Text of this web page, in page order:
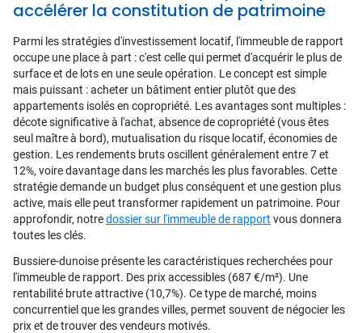
accélérer la constitution de patrimoine
Parmi les stratégies d'investissement locatif, l'immeuble de rapport
occupe une place à part : c'est celle qui permet d'acquérir le plus de
surface et de lots en une seule opération. Le concept est simple
mais puissant : acheter un bâtiment entier plutôt que des
appartements isolés en copropriété. Les avantages sont multiples :
décote significative à l'achat, absence de copropriété (vous êtes
seul maître à bord), mutualisation du risque locatif, économies de
gestion. Les rendements bruts oscillent généralement entre 7 et
12%, voire davantage dans les marchés les plus favorables. Cette
stratégie demande un budget plus conséquent et une gestion plus
active, mais elle peut transformer rapidement un patrimoine. Pour
approfondir, notredossier sur l'immeuble de rapport vous donnera
toutes les clés.
Bussiere-dunoise présente les caractéristiques recherchées pour
l'immeuble de rapport. Des prix accessibles (687 €/m²). Une
rentabilité brute attractive (10,7%). Ce type de marché, moins
concurrentiel que les grandes villes, permet souvent de négocier les
prix et de trouver des vendeurs motivés.